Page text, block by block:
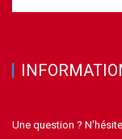
Une question ?